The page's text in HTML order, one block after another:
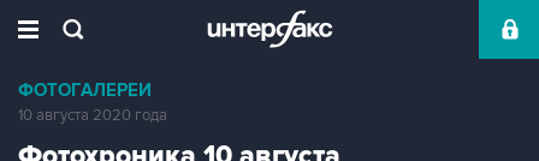
ФОТОГАЛЕРЕИ
10 августа 2020 года